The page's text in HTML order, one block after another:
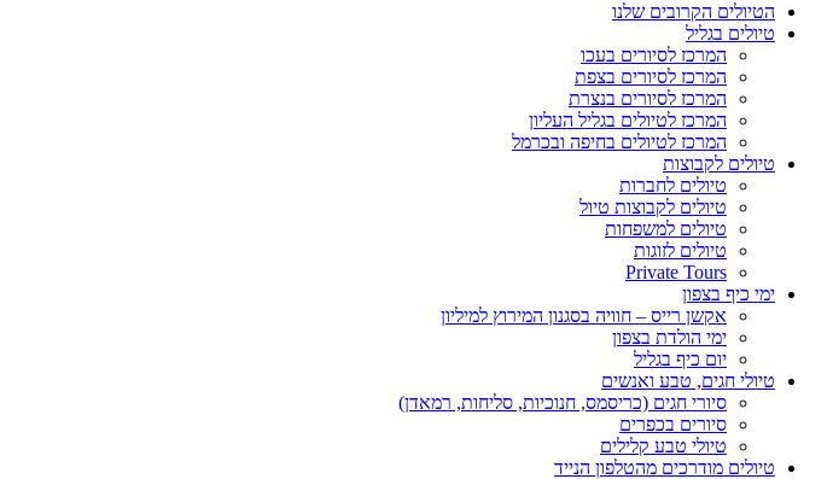
הטיולים הקרובים שלנו
טיולים בגליל
המרכז לסיורים בעכו
המרכז לסיורים בצפת
המרכז לסיורים בנצרת
המרכז לטיולים בגליל העליון
המרכז לטיולים בחיפה ובכרמל
טיולים לקבוצות
טיולים לחברות
טיולים לקבוצות טיול
טיולים למשפחות
טיולים לזוגות
Private Tours
ימי כיף בצפון
אקשן רייס – חוויה בסגנון המירוץ למיליון
ימי הולדת בצפון
יום כיף בגליל
טיולי חגים, טבע ואנשים
סיורי חגים (כריסמס, חנוכיות, סליחות, רמאדן)
סיורים בכפרים
טיולי טבע קלילים
טיולים מודרכים מהטלפון הנייד